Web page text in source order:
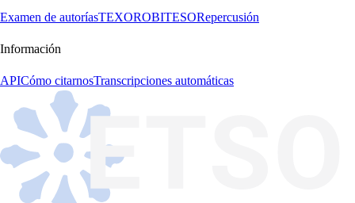
Examen de autoríasTEXOROBITESORepercusión
Información
APICómo citarnosTranscripciones automáticas